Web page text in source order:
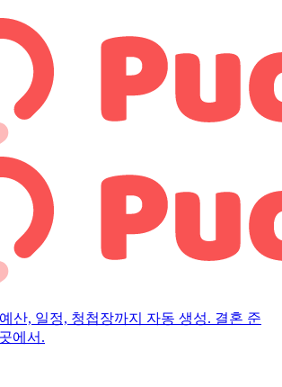
산, 일정, 청첩장까지 자동 생성. 결혼 준
에서.